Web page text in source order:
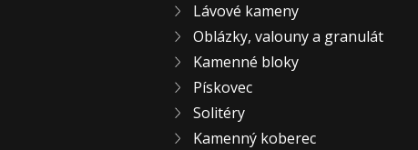
Lávové kameny
Oblázky, valouny a granulát
Kamenné bloky
Pískovec
Solitéry
Kamenný koberec